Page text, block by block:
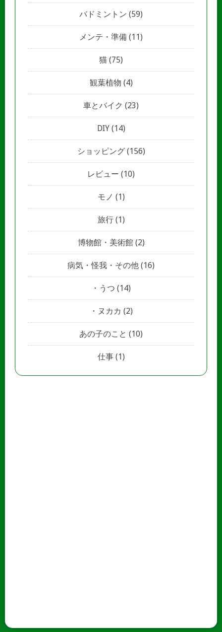
バドミントン (59)
メンテ・準備 (11)
猫 (75)
観葉植物 (4)
車とバイク (23)
DIY(14)
ショッピング(156)
レビュー (10)
モノ (1)
旅行(1)
博物館・美術館(2)
病気・怪我・その他 (16)
うつ (14)
ヌカカ (2)
あの子のこと (10)
仕事(1)